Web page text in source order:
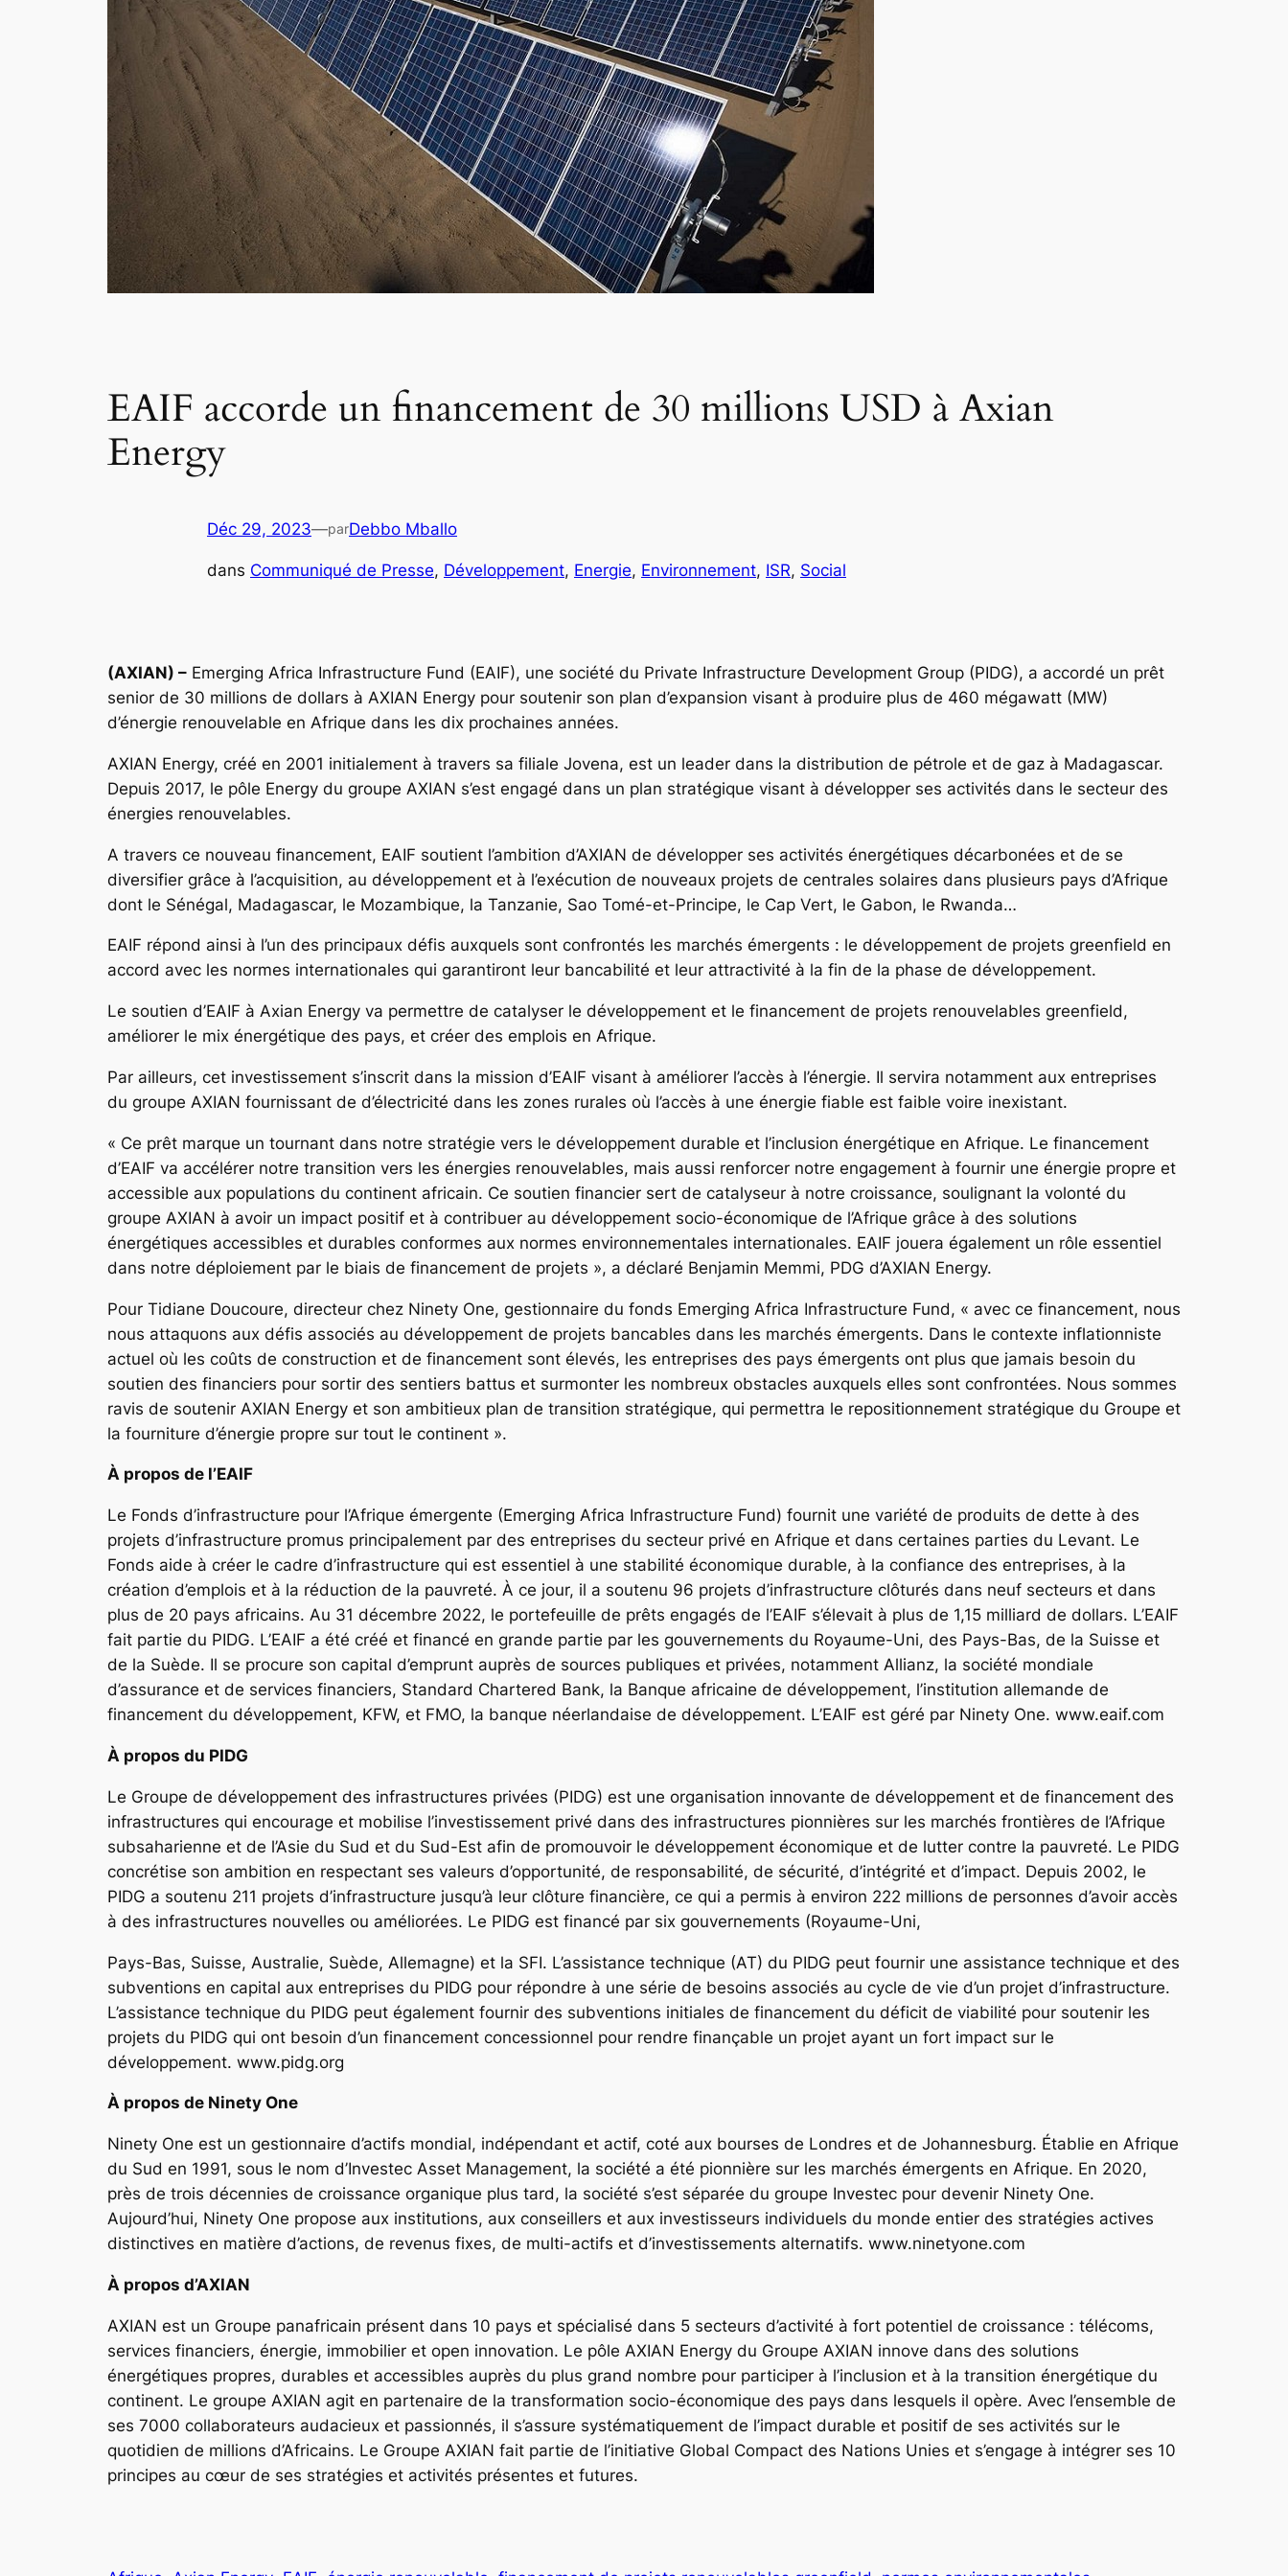
EAIF accorde un financement de 30 millions USD à Axian
Energy
Déc 29, 2023—parDebbo Mballo
dans Communiqué de Presse, Développement, Energie, Environnement, ISR, Social
(AXIAN) – Emerging Africa Infrastructure Fund (EAIF), une société du Private Infrastructure Development Group (PIDG), a accordé un prêt
senior de 30 millions de dollars à AXIAN Energy pour soutenir son plan d’expansion visant à produire plus de 460 mégawatt (MW)
d’énergie renouvelable en Afrique dans les dix prochaines années.
AXIAN Energy, créé en 2001 initialement à travers sa filiale Jovena, est un leader dans la distribution de pétrole et de gaz à Madagascar.
Depuis 2017, le pôle Energy du groupe AXIAN s’est engagé dans un plan stratégique visant à développer ses activités dans le secteur des
énergies renouvelables.
A travers ce nouveau financement, EAIF soutient l’ambition d’AXIAN de développer ses activités énergétiques décarbonées et de se
diversifier grâce à l’acquisition, au développement et à l’exécution de nouveaux projets de centrales solaires dans plusieurs pays d’Afrique
dont le Sénégal, Madagascar, le Mozambique, la Tanzanie, Sao Tomé-et-Principe, le Cap Vert, le Gabon, le Rwanda…
EAIF répond ainsi à l’un des principaux défis auxquels sont confrontés les marchés émergents : le développement de projets greenfield en
accord avec les normes internationales qui garantiront leur bancabilité et leur attractivité à la fin de la phase de développement.
Le soutien d’EAIF à Axian Energy va permettre de catalyser le développement et le financement de projets renouvelables greenfield,
améliorer le mix énergétique des pays, et créer des emplois en Afrique.
Par ailleurs, cet investissement s’inscrit dans la mission d’EAIF visant à améliorer l’accès à l’énergie. Il servira notamment aux entreprises
du groupe AXIAN fournissant de d’électricité dans les zones rurales où l’accès à une énergie fiable est faible voire inexistant.
« Ce prêt marque un tournant dans notre stratégie vers le développement durable et l’inclusion énergétique en Afrique. Le financement
d’EAIF va accélérer notre transition vers les énergies renouvelables, mais aussi renforcer notre engagement à fournir une énergie propre et
accessible aux populations du continent africain. Ce soutien financier sert de catalyseur à notre croissance, soulignant la volonté du
groupe AXIAN à avoir un impact positif et à contribuer au développement socio-économique de l’Afrique grâce à des solutions
énergétiques accessibles et durables conformes aux normes environnementales internationales. EAIF jouera également un rôle essentiel
dans notre déploiement par le biais de financement de projets », a déclaré Benjamin Memmi, PDG d’AXIAN Energy.
Pour Tidiane Doucoure, directeur chez Ninety One, gestionnaire du fonds Emerging Africa Infrastructure Fund, « avec ce financement, nous
nous attaquons aux défis associés au développement de projets bancables dans les marchés émergents. Dans le contexte inflationniste
actuel où les coûts de construction et de financement sont élevés, les entreprises des pays émergents ont plus que jamais besoin du
soutien des financiers pour sortir des sentiers battus et surmonter les nombreux obstacles auxquels elles sont confrontées. Nous sommes
ravis de soutenir AXIAN Energy et son ambitieux plan de transition stratégique, qui permettra le repositionnement stratégique du Groupe et
la fourniture d’énergie propre sur tout le continent ».
À propos de l’EAIF
Le Fonds d’infrastructure pour l’Afrique émergente (Emerging Africa Infrastructure Fund) fournit une variété de produits de dette à des
projets d’infrastructure promus principalement par des entreprises du secteur privé en Afrique et dans certaines parties du Levant. Le
Fonds aide à créer le cadre d’infrastructure qui est essentiel à une stabilité économique durable, à la confiance des entreprises, à la
création d’emplois et à la réduction de la pauvreté. À ce jour, il a soutenu 96 projets d’infrastructure clôturés dans neuf secteurs et dans
plus de 20 pays africains. Au 31 décembre 2022, le portefeuille de prêts engagés de l’EAIF s’élevait à plus de 1,15 milliard de dollars. L’EAIF
fait partie du PIDG. L’EAIF a été créé et financé en grande partie par les gouvernements du Royaume-Uni, des Pays-Bas, de la Suisse et
de la Suède. Il se procure son capital d’emprunt auprès de sources publiques et privées, notamment Allianz, la société mondiale
d’assurance et de services financiers, Standard Chartered Bank, la Banque africaine de développement, l’institution allemande de
financement du développement, KFW, et FMO, la banque néerlandaise de développement. L’EAIF est géré par Ninety One. www.eaif.com
À propos du PIDG
Le Groupe de développement des infrastructures privées (PIDG) est une organisation innovante de développement et de financement des
infrastructures qui encourage et mobilise l’investissement privé dans des infrastructures pionnières sur les marchés frontières de l’Afrique
subsaharienne et de l’Asie du Sud et du Sud-Est afin de promouvoir le développement économique et de lutter contre la pauvreté. Le PIDG
concrétise son ambition en respectant ses valeurs d’opportunité, de responsabilité, de sécurité, d’intégrité et d’impact. Depuis 2002, le
PIDG a soutenu 211 projets d’infrastructure jusqu’à leur clôture financière, ce qui a permis à environ 222 millions de personnes d’avoir accès
à des infrastructures nouvelles ou améliorées. Le PIDG est financé par six gouvernements (Royaume-Uni,
Pays-Bas, Suisse, Australie, Suède, Allemagne) et la SFI. L’assistance technique (AT) du PIDG peut fournir une assistance technique et des
subventions en capital aux entreprises du PIDG pour répondre à une série de besoins associés au cycle de vie d’un projet d’infrastructure.
L’assistance technique du PIDG peut également fournir des subventions initiales de financement du déficit de viabilité pour soutenir les
projets du PIDG qui ont besoin d’un financement concessionnel pour rendre finançable un projet ayant un fort impact sur le
développement. www.pidg.org
À propos de Ninety One
Ninety One est un gestionnaire d’actifs mondial, indépendant et actif, coté aux bourses de Londres et de Johannesburg. Établie en Afrique
du Sud en 1991, sous le nom d’Investec Asset Management, la société a été pionnière sur les marchés émergents en Afrique. En 2020,
près de trois décennies de croissance organique plus tard, la société s’est séparée du groupe Investec pour devenir Ninety One.
Aujourd’hui, Ninety One propose aux institutions, aux conseillers et aux investisseurs individuels du monde entier des stratégies actives
distinctives en matière d’actions, de revenus fixes, de multi-actifs et d’investissements alternatifs. www.ninetyone.com
À propos d’AXIAN
AXIAN est un Groupe panafricain présent dans 10 pays et spécialisé dans 5 secteurs d’activité à fort potentiel de croissance : télécoms,
services financiers, énergie, immobilier et open innovation. Le pôle AXIAN Energy du Groupe AXIAN innove dans des solutions
énergétiques propres, durables et accessibles auprès du plus grand nombre pour participer à l’inclusion et à la transition énergétique du
continent. Le groupe AXIAN agit en partenaire de la transformation socio-économique des pays dans lesquels il opère. Avec l’ensemble de
ses 7000 collaborateurs audacieux et passionnés, il s’assure systématiquement de l’impact durable et positif de ses activités sur le
quotidien de millions d’Africains. Le Groupe AXIAN fait partie de l’initiative Global Compact des Nations Unies et s’engage à intégrer ses 10
principes au cœur de ses stratégies et activités présentes et futures.